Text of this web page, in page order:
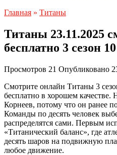
Главная » Титаны
Титаны 23.11.2025
бесплатно 3 сезон
Просмотров 21 Опубликовано
Смотрите онлайн Титаны 3
бесплатно в хорошем качестве.
Корнеев, потому что он ранее
Команды по десять человек
распределятся сами. Первым
«Титанический баланс», где
десять шаров на подвижную
любое движение.